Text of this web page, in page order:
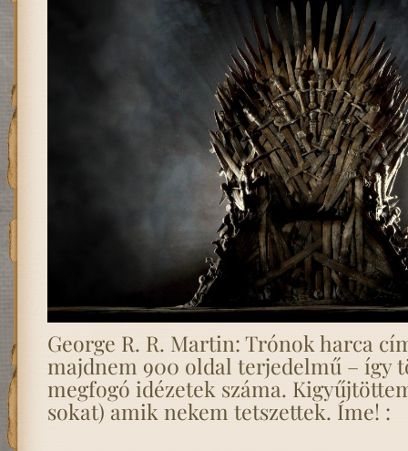
George R. R. Martin: Trónok harca
majdnem 900 oldal terjedelmű – így
megfogó idézetek száma.
sokat) amik nekem tetszettek. Íme! :